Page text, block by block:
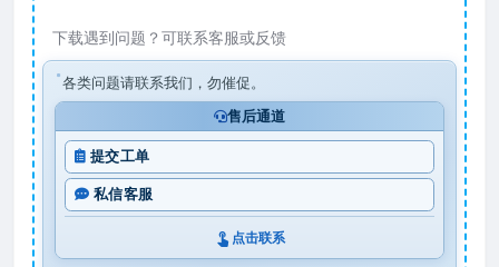
下载遇到问题？可联系客服或反馈
各类问题请联系我们，勿催促。
售后通道
提交工单
私信客服
点击联系